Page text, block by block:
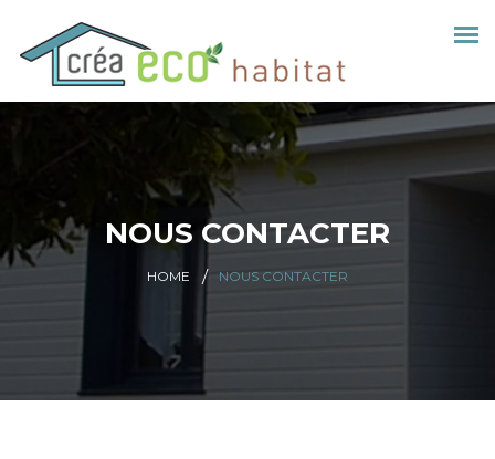
NOUS CONTACTER
HOME NOUS CONTACTER